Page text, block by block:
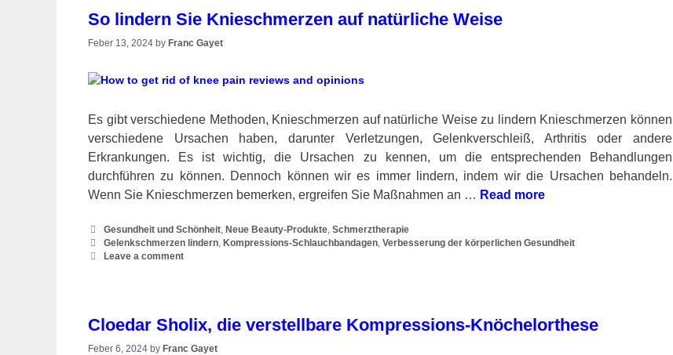
So lindern Sie Knieschmerzen auf natürliche Weise
Feber 13, 2024 by Franc Gayet
Es gibt verschiedene Methoden, Knieschmerzen auf natürliche Weise zu lindern Knieschmerzen können
verschiedene Ursachen haben, darunter Verletzungen, Gelenkverschleiß, Arthritis oder andere
Erkrankungen. Es ist wichtig, die Ursachen zu kennen, um die entsprechenden Behandlungen
durchführen zu können. Dennoch können wir es immer lindern, indem wir die Ursachen behandeln.
Wenn Sie Knieschmerzen bemerken, ergreifen Sie Maßnahmen an … Read more
Categories
Gesundheit und Schönheit ,Neue Beauty-Produkte ,Schmerztherapie
Tags
Gelenkschmerzen lindern ,Kompressions-Schlauchbandagen ,Verbesserung der körperlichen Gesundheit
Leave a comment
Cloedar Sholix, die verstellbare Kompressions-Knöchelorthese
Feber 6, 2024 by Franc Gayet